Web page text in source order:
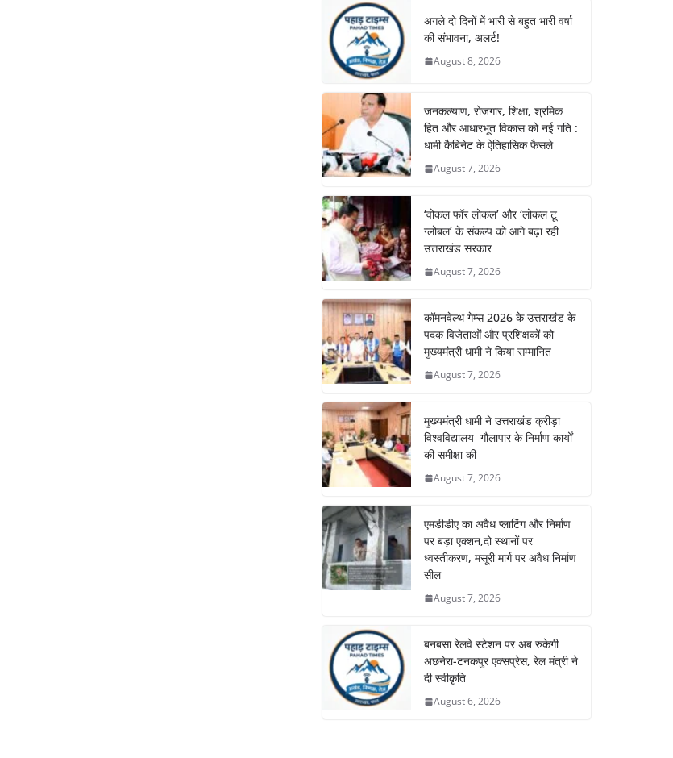
अगले दो दिनों में भारी से बहुत भारी वर्षा
की संभावना, अलर्ट!
August 8, 2026
जनकल्याण, रोजगार, शिक्षा, श्रमिक
हित और आधारभूत विकास को नई गति :
धामी कैबिनेट के ऐतिहासिक फैसले
August 7, 2026
‘वोकल फॉर लोकल’ और ‘लोकल टू
ग्लोबल’ के संकल्प को आगे बढ़ा रही
उत्तराखंड सरकार
August 7, 2026
कॉमनवेल्थ गेम्स 2026 के उत्तराखंड के
पदक विजेताओं और प्रशिक्षकों को
मुख्यमंत्री धामी ने किया सम्मानित
August 7, 2026
मुख्यमंत्री धामी ने उत्तराखंड क्रीड़ा
विश्वविद्यालय गौलापार के निर्माण कार्यों
की समीक्षा की
August 7, 2026
एमडीडीए का अवैध प्लाटिंग और निर्माण
पर बड़ा एक्शन,दो स्थानों पर
ध्वस्तीकरण, मसूरी मार्ग पर अवैध निर्माण
सील
August 7, 2026
बनबसा रेलवे स्टेशन पर अब रुकेगी
अछनेरा-टनकपुर एक्सप्रेस, रेल मंत्री ने
दी स्वीकृति
August 6, 2026